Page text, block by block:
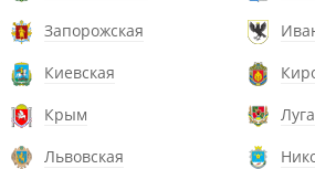
Запорожская
Киевская
Крым
Львовская